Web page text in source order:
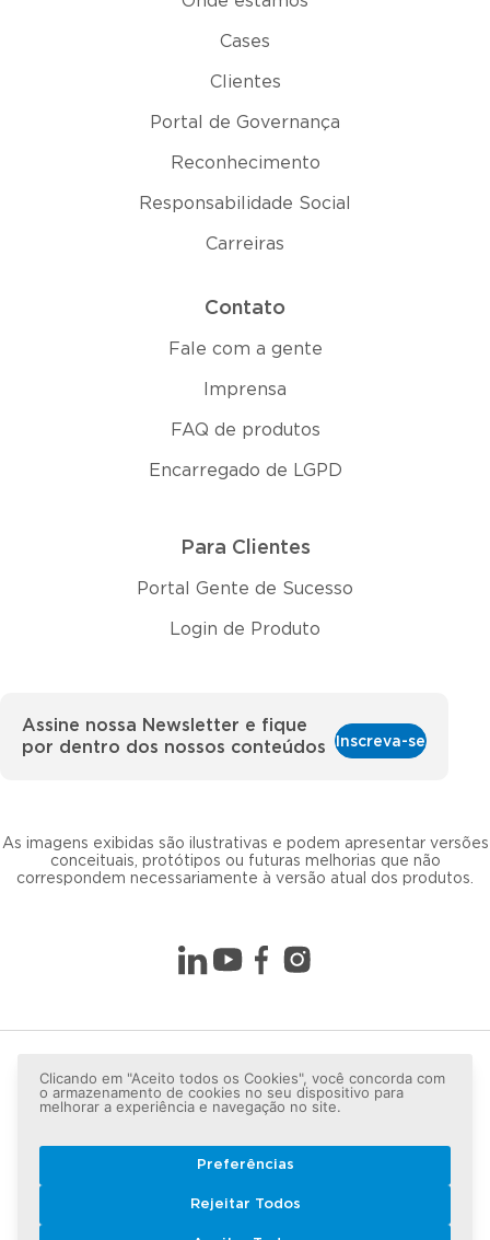
Cases
Clientes
Portal de Governança
Reconhecimento
Responsabilidade Social
Carreiras
Contato
Fale com a gente
Imprensa
FAQ de produtos
Encarregado de LGPD
Para Clientes
Portal Gente de Sucesso
Login de Produto
As imagens exibidas são ilustrativas e podem apresentar versões
conceituais, protótipos ou futuras melhorias que não
correspondem necessariamente à versão atual dos produtos.
Assine nossa Newsletter e fique
por dentro dos nossos conteúdos
Inscreva-se
Copyright © 2026 LG lugar de gente - Todos os direitos
reservados.
Clicando em "Aceito todos os Cookies", você concorda com
o armazenamento de cookies no seu dispositivo para
melhorar a experiência e navegação no site.
Preferências
Rejeitar Todos